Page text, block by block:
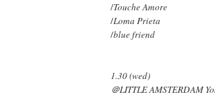
/Touche Amore
/Loma Prieta
/blue friend
1.30 (wed)
＠LITTLE AMSTERDAM